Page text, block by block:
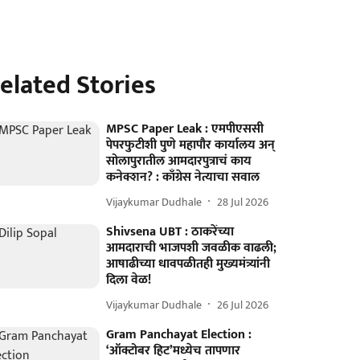
Stories
MPSC Paper Leak : एमपीएससी
पेपरफुटीशी पुणे महापौर कार्यालय अन्‌
सोलापुरातील आमदारपुत्राचं काय
कनेक्शन? : काँग्रेस नेत्याचा सवाल
Vijaykumar Dudhale 28 Jul 2026
Shivsena UBT : ठाकरेंच्या
आमदाराची भाजपशी जवळीक वाढली;
आषाढीच्या धावपळीतही मुख्यमंत्र्यांनी
दिला वेळ!
Vijaykumar Dudhale 26 Jul 2026
Gram Panchayat Election :
‘ऑक्टोबर हिट’मध्येच तापणार